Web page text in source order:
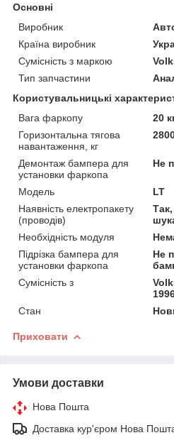
Основні
Виробник
Країна виробник
Сумісність з маркою
Тип запчастини
Користувальницькі
Вага фаркопу
20
Горизонтальна тягова
навантаження, кг
Демонтаж бампера для
установки фаркопа
Не
Мoдель
LT
Наявність електропакету
(проводів)
Необхідність модуля
Підрізка бампера для
установки фаркопа
Не
Сумісність з
Стан
Приховати
Умови доставки
Нова Пошта
Доставка кур'єром Нова